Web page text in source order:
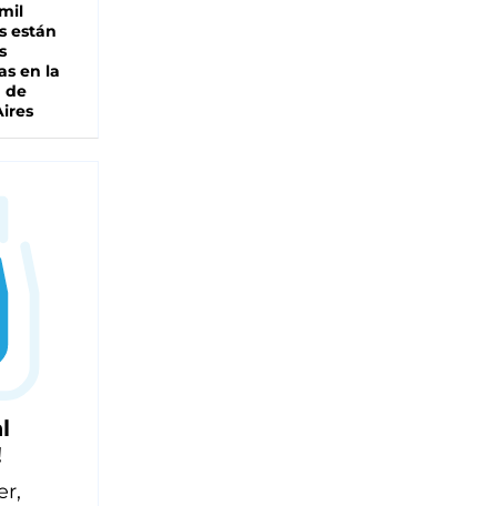
están
en la
de